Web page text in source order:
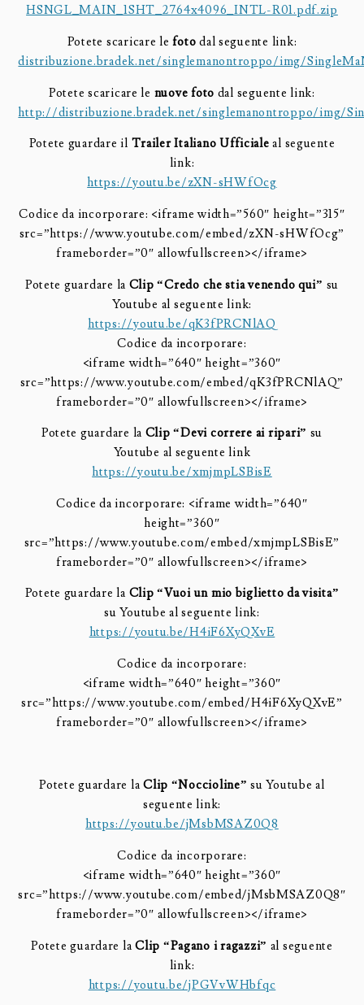
HSNGL_MAIN_1SHT_2764x4096_INTL-R01.pdf.zip
Potete scaricare le foto dal seguente link:
distribuzione.bradek.net/singlemanontroppo/img/
Potete scaricare le nuove foto dal seguente link:
http://distribuzione.bradek.net/singlemanontroppo/img/
Potete guardare il Trailer Italiano Ufficiale al seguente
link:
https://youtu.be/zXN-sHWfOcg
Codice da incorporare: <iframe width=”560″ height=”315″
src=”https://www.youtube.com/embed/zXN-sHWfOcg”
frameborder=”0″ allowfullscreen></iframe>
Potete guardare la Clip “Credo che stia venendo qui” su
Youtube al seguente link:
https://youtu.be/qK3fPRCNlAQ
Codice da incorporare:
<iframe width=”640″ height=”360″
src=”https://www.youtube.com/embed/qK3fPRCNlAQ”
frameborder=”0″ allowfullscreen></iframe>
Potete guardare la Clip “Devi correre ai ripari” su
Youtube al seguente link
https://youtu.be/xmjmpLSBisE
Codice da incorporare: <iframe width=”640″
height=”360″
src=”https://www.youtube.com/embed/xmjmpLSBisE”
frameborder=”0″ allowfullscreen></iframe>
Potete guardare la Clip “Vuoi un mio biglietto da visita”
su Youtube al seguente link:
https://youtu.be/H4iF6XyQXvE
Codice da incorporare:
<iframe width=”640″ height=”360″
src=”https://www.youtube.com/embed/H4iF6XyQXvE”
frameborder=”0″ allowfullscreen></iframe>
Potete guardare laClip “Noccioline” su Youtube al
seguente link:
https://youtu.be/jMsbMSAZ0Q8
Codice da incorporare:
<iframe width=”640″ height=”360″
src=”https://www.youtube.com/embed/jMsbMSAZ0Q8″
frameborder=”0″ allowfullscreen></iframe>
Potete guardare laClip “Pagano i ragazzi” al seguente
link:
https://youtu.be/jPGVvWHbfqc